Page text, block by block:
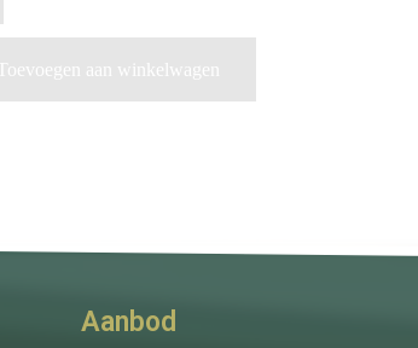
Toevoegen aan winkelwagen
Aanbod